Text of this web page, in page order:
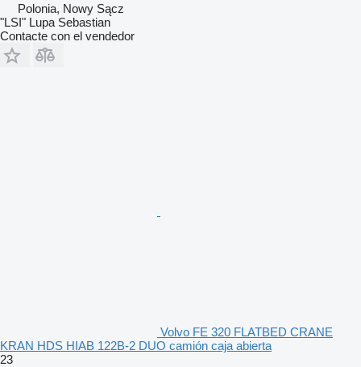
Polonia, Nowy Sącz
"LSI" Lupa Sebastian
Contacte con el vendedor
Volvo FE 320 FLATBED CRANE
KRAN HDS HIAB 122B-2 DUO camión caja abierta
23